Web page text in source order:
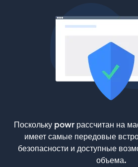
Поскольку powr рассчитан на
имеет самые передовые
безопасности и доступные
объема.